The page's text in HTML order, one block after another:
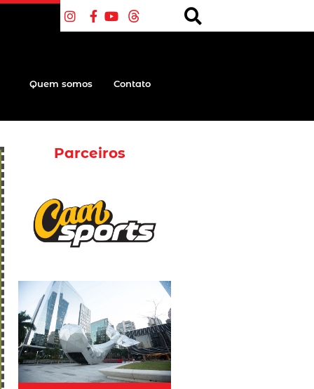
Quem somos Contato
Parceiros